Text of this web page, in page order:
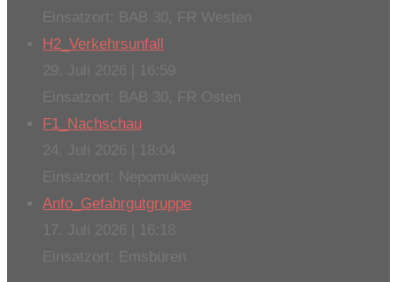
Einsatzort: BAB 30, FR Westen
H2_Verkehrsunfall
29. Juli 2026
16:59
Einsatzort: BAB 30, FR Osten
F1_Nachschau
24. Juli 2026
18:04
Einsatzort: Nepomukweg
Anfo_Gefahrgutgruppe
17. Juli 2026
16:18
Einsatzort: Emsbüren